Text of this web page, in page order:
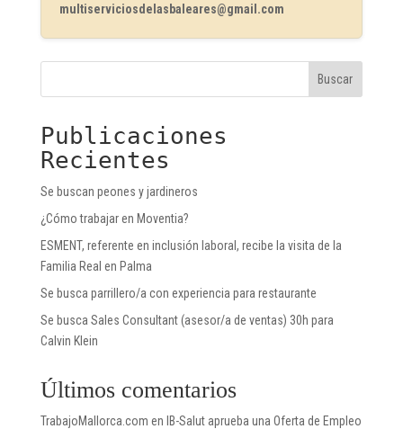
multiserviciosdelasbaleares@gmail.com
Buscar
Publicaciones
Recientes
Se buscan peones y jardineros
¿Cómo trabajar en Moventia?
ESMENT, referente en inclusión laboral, recibe la visita de la
Familia Real en Palma
Se busca parrillero/a con experiencia para restaurante
Se busca Sales Consultant (asesor/a de ventas) 30h para
Calvin Klein
Últimos comentarios
TrabajoMallorca.com en IB-Salut aprueba una Oferta de Empleo